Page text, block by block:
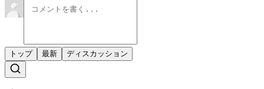
トップ 最新 ディスカッション